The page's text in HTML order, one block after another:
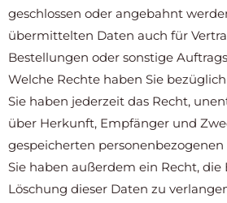
geschlossen oder angebahnt
übermittelten Daten auch für
Bestellungen oder sonstige
Welche Rechte haben Sie
Sie haben jederzeit das Recht,
über Herkunft, Empfänger und
gespeicherten
Sie haben außerdem ein Recht,
Löschung dieser Daten zu